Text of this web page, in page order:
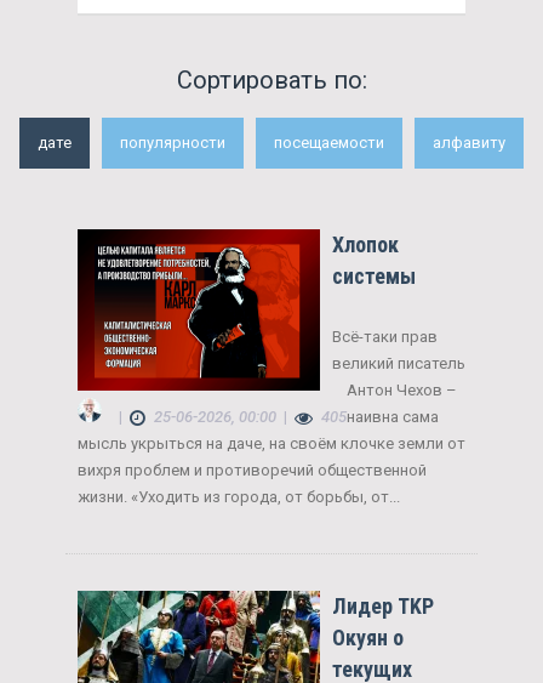
Сортировать по:
дате популярности посещаемости алфавиту
Хлопок
системы
| 25-06-2026, 00:00 | 405
Всё-таки прав
великий писатель
Антон Чехов –
наивна сама
мысль укрыться на даче, на своём клочке земли от
вихря проблем и противоречий общественной
жизни. «Уходить из города, от борьбы, от...
Лидер TKP
Окуян о
текущих